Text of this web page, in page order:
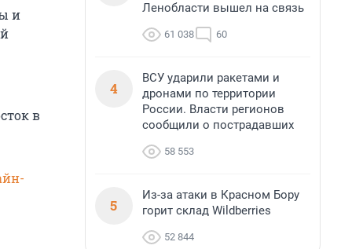
и
в
Ленобласти вышел на связь
61 038 60
4
ВСУ ударили ракетами и
дронами по территории
России. Власти регионов
сообщили о пострадавших
58 553
5
Из-за атаки в Красном Бору
горит склад Wildberries
52 844